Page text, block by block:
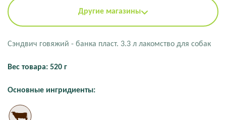
Другие магазины
Сэндвич говяжий - банка пласт. 3.3 л лакомство для собак
Вес товара: 520 г
Основные ингридиенты: